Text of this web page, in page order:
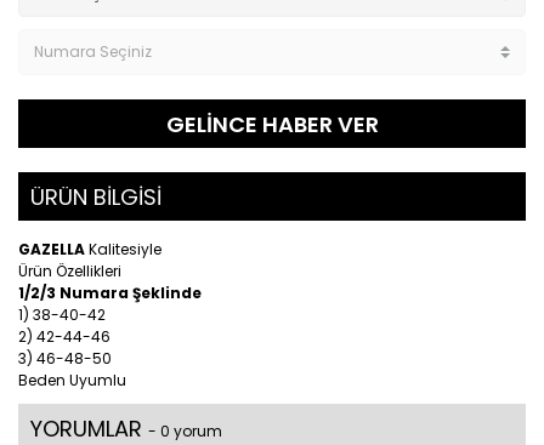
GELİNCE HABER VER
ÜRÜN BİLGİSİ
GAZELLAKalitesiyle
Ürün Özellikleri
1/2/3 Numara Şeklinde
1) 38-40-42
2) 42-44-46
3) 46-48-50
Beden Uyumlu
YORUMLAR - 0 yorum